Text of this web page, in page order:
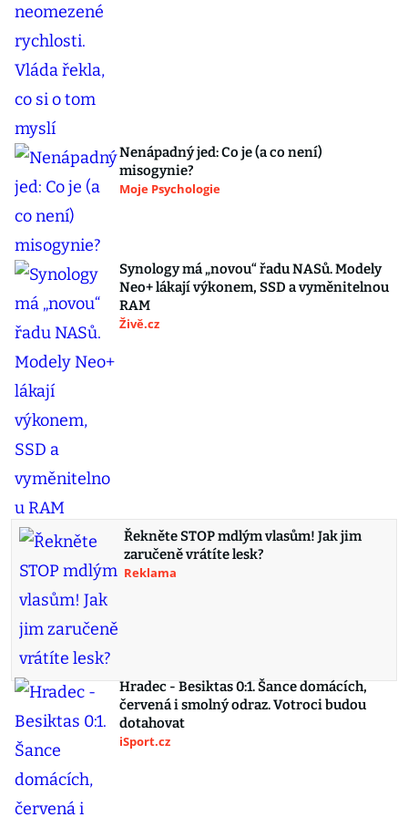
Nenápadný jed: Co je (a co není)
misogynie?
Moje Psychologie
Synology má „novou“ řadu NASů. Modely
Neo+ lákají výkonem, SSD a vyměnitelnou
RAM
Živě.cz
Řekněte STOP mdlým vlasům! Jak jim
zaručeně vrátíte lesk?
Reklama
Hradec - Besiktas 0:1. Šance domácích,
červená i smolný odraz. Votroci budou
dotahovat
iSport.cz